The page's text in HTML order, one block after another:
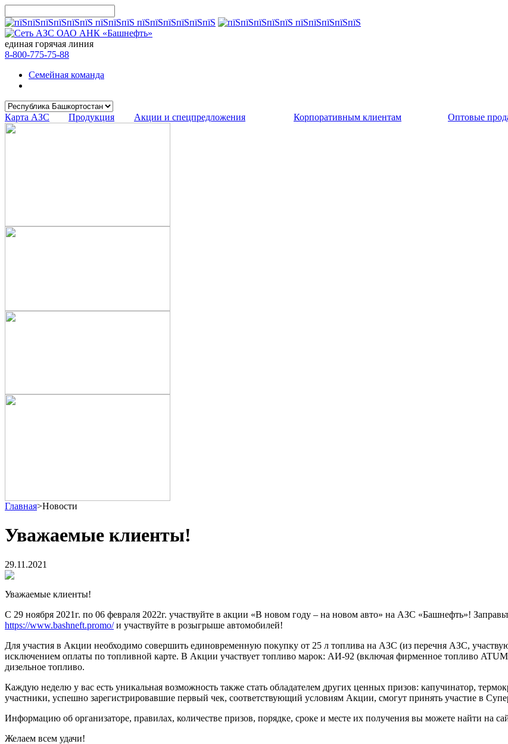
единая горячая линия
8-800-775-75-88
Семейная команда
Карта АЗС Продукция Акции и спецпредложения Корпоративным клиентам Оптовые
Главная>Новости
Уважаемые клиенты!
29.11.2021
Уважаемые клиенты!
С 29 ноября 2021г. по 06 февраля 2022г. участвуйте в акции «В новом году – на новом авто» на АЗС «Башнефть»!
https://www.bashneft.promo/и участвуйте в розыгрыше автомобилей!
Для участия в Акции необходимо совершить единовременную покупку от 25 л топлива на АЗС (из перечня АЗС,
исключением оплаты по топливной карте. В Акции участвует топливо марок: АИ-92 (включая фирменное топливо
дизельное топливо.
Каждую неделю у вас есть уникальная возможность также стать обладателем других ценных призов: капучинатор,
участники, успешно зарегистрировавшие первый чек, соответствующий условиям Акции, смогут принять участие в
Информацию об организаторе, правилах, количестве призов, порядке, сроке и месте их получения вы можете найти на
Желаем всем удачи!